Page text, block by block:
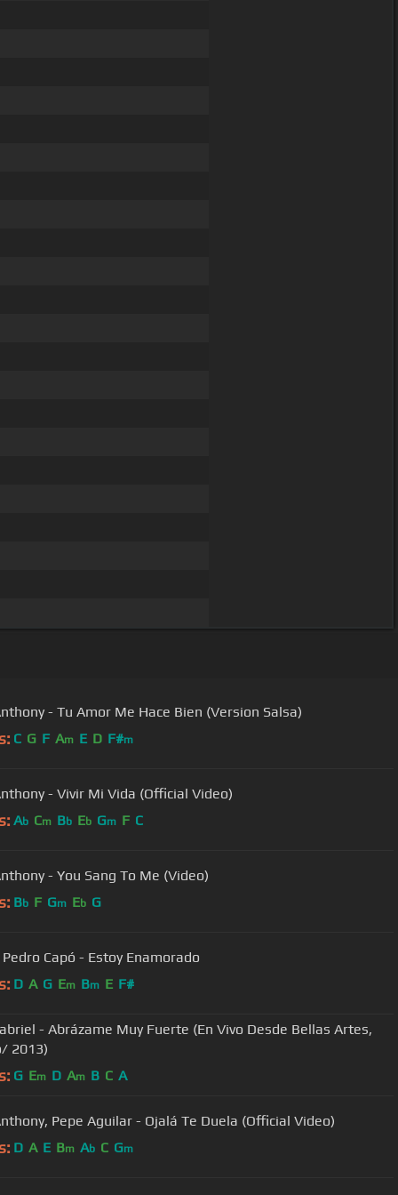
- Tu Amor Me Hace Bien (Version Salsa)
C G F Am E D F#m
- Vivir Mi Vida (Official Video)
Ab Cm Bb Eb Gm F C
- You Sang To Me (Video)
Bb F Gm Eb G
Capó - Estoy Enamorado
D A G Em Bm E F#
- Abrázame Muy Fuerte (En Vivo Desde Bellas Artes,
2013)
G Em D Am B C A
Pepe Aguilar - Ojalá Te Duela (Official Video)
D A E Bm Ab C Gm